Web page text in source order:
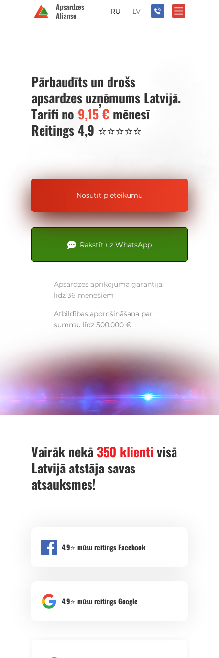
Nosūtīt pieteikumu
Pārbaudīts un drošs
apsardzes uzņēmums Latvijā.
Tarifi no 9,15 € mēnesī
Reitings 4,9 ⭐️⭐️⭐️⭐️⭐️
Apsardzes
Alianse
RU LV
Apsardzes aprīkojuma garantija:
līdz 36 mēnešiem
Atbildības apdrošināšana par
summu līdz 500.000 €
Rakstīt uz WhatsApp
Vairāk nekā 350 klienti visā
Latvijā atstāja savas
atsauksmes!
4,9⭐️ mūsu reitings Facebook
4,9⭐️ mūsu reitings Google